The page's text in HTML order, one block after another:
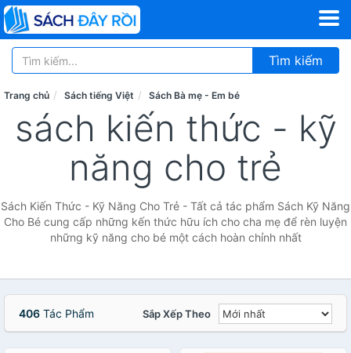
Tìm kiếm
Trang chủ Sách tiếng Việt Sách Bà mẹ - Em bé
sách kiến thức - kỹ
năng cho trẻ
Sách Kiến Thức - Kỹ Năng Cho Trẻ - Tất cả tác phẩm Sách Kỹ Năng
Cho Bé cung cấp những kến thức hữu ích cho cha mẹ để rèn luyện
những kỹ năng cho bé một cách hoàn chỉnh nhất
406 Tác Phẩm Sắp Xếp Theo